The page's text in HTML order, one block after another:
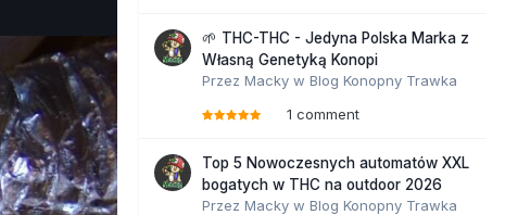
🌱 THC-THC - Jedyna Polska Marka z
Własną Genetyką Konopi
Przez Macky w Blog Konopny Trawka
1 comment
Top 5 Nowoczesnych automatów XXL
bogatych w THC na outdoor 2026
Przez Macky w Blog Konopny Trawka